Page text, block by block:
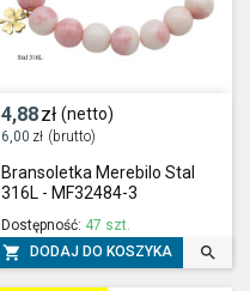
4,88zł (netto)
6,00 zł (brutto)
Bransoletka Merebilo Stal
316L - MF32484-3
Dostępność: 47 szt.
 DODAJ DO KOSZYKA 